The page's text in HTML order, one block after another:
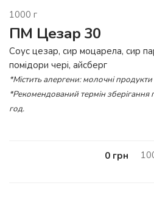
1000 г
ПМ Цезар 30
Соус цезар, сир моцарела, сир
помідори чері, айсберг
*Містить алергени: молочні продукти
*Рекомендований термін зберігання
год.
0грн